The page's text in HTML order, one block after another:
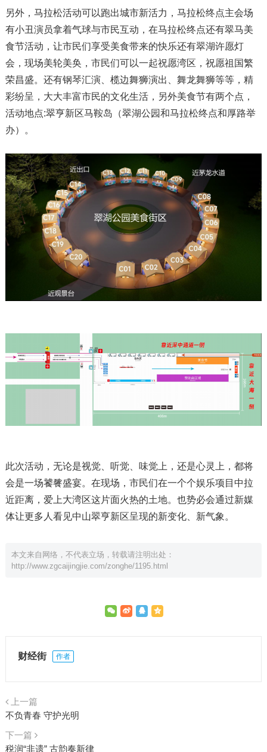
另外，马拉松活动可以跑出城市新活力，马拉松终点主会场
有小丑演员拿着气球与市民互动，在马拉松终点还有翠马美
食节活动，让市民们享受美食带来的快乐还有翠湖许愿灯
会，现场美轮美奂，市民们可以一起祝愿湾区，祝愿祖国繁
荣昌盛。还有钢琴汇演、榄边舞狮演出、舞龙舞狮等等，精
彩纷呈，大大丰富市民的文化生活，另外美食节有两个点，
活动地点:翠亨新区马鞍岛（翠湖公园和马拉松终点和厚路举
办）。
此次活动，无论是视觉、听觉、味觉上，还是心灵上，都将
会是一场饕餮盛宴。在现场，市民们在一个个娱乐项目中拉
近距离，爱上大湾区这片面火热的土地。也势必会通过新媒
体让更多人看见中山翠亨新区呈现的新变化、新气象。
本文来自网络，不代表立场，转载请注明出处：
http://www.zgcaijingjie.com/zonghe/1195.html
财经街 作者
上一篇
不负青春 守护光明
下一篇
税润“非遗” 古韵奏新律